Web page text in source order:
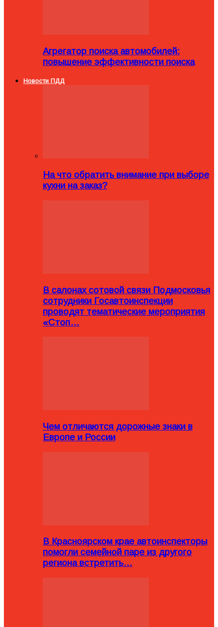
Агрегатор поиска автомобилей:
повышение эффективности поиска
Новости ПДД
На что обратить внимание при выборе
кухни на заказ?
В салонах сотовой связи Подмосковья
сотрудники Госавтоинспекции
проводят тематические мероприятия
«Стоп…
Чем отличаются дорожные знаки в
Европе и России
В Красноярском крае автоинспекторы
помогли семейной паре из другого
региона встретить…